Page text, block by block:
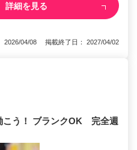
詳細を見る
2026/04/08 掲載終了日： 2027/04/02
こう！ ブランクOK 完全週